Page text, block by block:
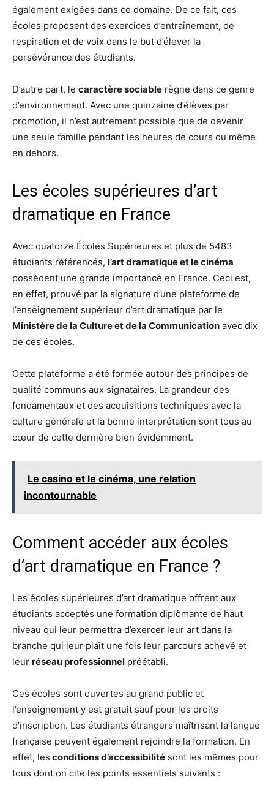
également exigées dans ce domaine. De ce fait, ces
écoles proposent des exercices d’entraînement, de
respiration et de voix dans le but d’élever la
persévérance des étudiants.
D’autre part, le caractère sociable règne dans ce genre
d’environnement. Avec une quinzaine d’élèves par
promotion, il n’est autrement possible que de devenir
une seule famille pendant les heures de cours ou même
en dehors.
Les écoles supérieures d’art
dramatique en France
Avec quatorze Écoles Supérieures et plus de 5483
étudiants référencés, l’art dramatiqueetle cinéma
possèdent une grande importance en France. Ceci est,
en effet, prouvé par la signature d’une plateforme de
l’enseignement supérieur d’art dramatique par le
Ministère de la Culture et de la Communication avec dix
de ces écoles.
Cette plateforme a été formée autour des principes de
qualité communs aux signataires. La grandeur des
fondamentaux et des acquisitions techniques avec la
culture générale et la bonne interprétation sont tous au
cœur de cette dernière bien évidemment.
Le casino et le cinéma, une relation
incontournable
Comment accéder aux écoles
d’art dramatique en France ?
Les écoles supérieures d’art dramatique offrent aux
étudiants acceptés une formation diplômante de haut
niveau qui leur permettra d’exercer leur art dans la
branche qui leur plaît une fois leur parcours achevé et
leur réseau professionnel préétabli.
Ces écoles sont ouvertes au grand public et
l’enseignement y est gratuit sauf pour les droits
d’inscription. Les étudiants étrangers maîtrisant la langue
française peuvent également rejoindre la formation. En
effet, les conditions d’accessibilité sont les mêmes pour
tous dont on cite les points essentiels suivants :